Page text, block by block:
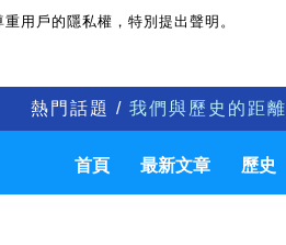
用戶的隱私權，特別提出聲明。
熱門話題 / 我們與歷史的距離
首頁 最新文章 歷史